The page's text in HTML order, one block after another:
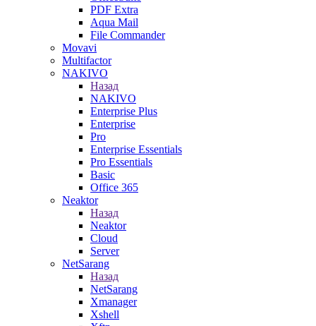
PDF Extra
Aqua Mail
File Commander
Movavi
Multifactor
NAKIVO
Назад
NAKIVO
Enterprise Plus
Enterprise
Pro
Enterprise Essentials
Pro Essentials
Basic
Office 365
Neaktor
Назад
Neaktor
Cloud
Server
NetSarang
Назад
NetSarang
Xmanager
Xshell